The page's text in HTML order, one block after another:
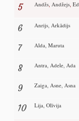
5 Andžs, Andžejs,
6 Anrijs, Arkādijs
7 Alda Maruta
8 Antra Adele, Ada
9 Zaiga Asne, Asna
10 Lija Olīvija